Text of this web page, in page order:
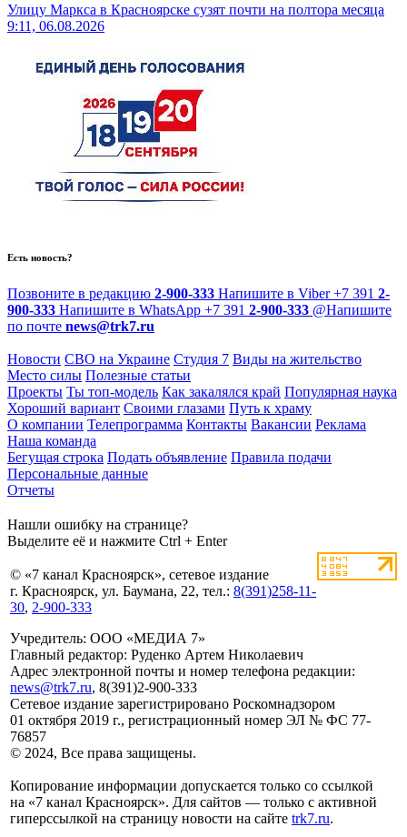
Улицу Маркса в Красноярске сузят почти на полтора месяца
9:11, 06.08.2026
Есть новость?
Позвоните в редакцию 2-900-333 Напишите в Viber +7 391 2-
900-333 Напишите в WhatsApp +7 391 2-900-333 @Напишите
по почте news@trk7.ru
Новости СВО на Украине Студия 7 Виды на жительство
Место силы Полезные статьи
Проекты Ты топ-модель Как закалялся край Популярная наука
Хороший вариант Своими глазами Путь к храму
О компании Телепрограмма Контакты Вакансии Реклама
Наша команда
Бегущая строка Подать объявление Правила подачи
Персональные данные
Отчеты
Нашли ошибку на странице?
Выделите её и нажмите Ctrl + Enter
© «7 канал Красноярск», сетевое издание
г. Красноярск, ул. Баумана, 22, тел.: 8(391)258-11-
30, 2-900-333
Учредитель: ООО «МЕДИА 7»
Главный редактор: Руденко Артем Николаевич
Адрес электронной почты и номер телефона редакции:
news@trk7.ru, 8(391)2-900-333
Сетевое издание зарегистрировано Роскомнадзором
01 октября 2019 г., регистрационный номер ЭЛ № ФС 77-
76857
© 2024, Все права защищены.
Копирование информации допускается только со ссылкой
на «7 канал Красноярск». Для сайтов — только с активной
гиперссылкой на страницу новости на сайте trk7.ru.